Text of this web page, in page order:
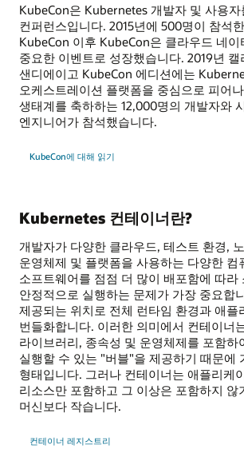
KubeCon은 Kubernetes 개발자 및 사용자
컨퍼런스입니다. 2015년에 500명이 참석
KubeCon 이후 KubeCon은 클라우드 네이
중요한 이벤트로 성장했습니다. 2019년
샌디에이고 KubeCon 에디션에는
오케스트레이션 플랫폼을 중심으로 피어
생태계를 축하하는 12,000명의 개발자와
엔지니어가 참석했습니다.
KubeCon에 대해 읽기
Kubernetes 컨테이너란?
개발자가 다양한 클라우드, 테스트 환경,
운영체제 및 플랫폼을 사용하는 다양한 컴
소프트웨어를 점점 더 많이 배포함에 따라
안정적으로 실행하는 문제가 가장 중요합
제공되는 위치로 전체 런타임 환경과 애플
번들화합니다. 이러한 의미에서 컨테이너
라이브러리, 종속성 및 운영체제를 포함하
실행할 수 있는 "버블"을 제공하기 때문에
형태입니다. 그러나 컨테이너는 애플리케
리소스만 포함하고 그 이상은 포함하지 않
머신보다 작습니다.
컨테이너 레지스트리